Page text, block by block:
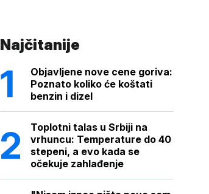
Najčitanije
Objavljene nove cene goriva:
Poznato koliko će koštati
benzin i dizel
Toplotni talas u Srbiji na
vrhuncu: Temperature do 40
stepeni, a evo kada se
očekuje zahlađenje